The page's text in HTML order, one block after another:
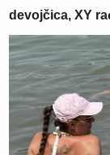
devojčica, XY